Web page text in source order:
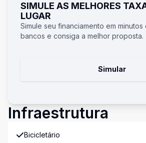
SIMULE AS MELHORES
LUGAR
Simule seu financiamento em
bancos e consiga a melhor proposta.
Simular
Infraestrutura
Bicicletário